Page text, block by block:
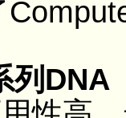
列DNA